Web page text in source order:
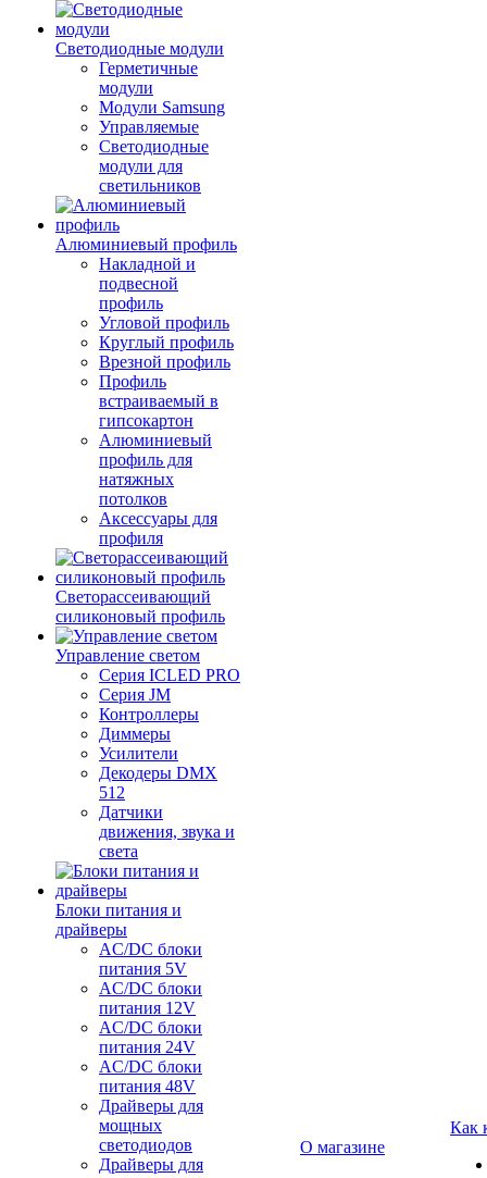
Светодиодные модули
Герметичные
модули
Модули Samsung
Управляемые
Светодиодные
модули для
светильников
Алюминиевый профиль
Накладной и
подвесной
профиль
Угловой профиль
Круглый профиль
Врезной профиль
Профиль
встраиваемый в
гипсокартон
Алюминиевый
профиль для
натяжных
потолков
Аксессуары для
профиля
Светорассеивающий
силиконовый профиль
Управление светом
Серия ICLED PRO
Серия JM
Контроллеры
Диммеры
Усилители
Декодеры DMX
512
Датчики
движения, звука и
света
Блоки питания и
драйверы
AC/DC блоки
питания 5V
AC/DC блоки
питания 12V
AC/DC блоки
питания 24V
AC/DC блоки
питания 48V
Драйверы для
мощных
светодиодов
Драйверы для
О магазине
Как